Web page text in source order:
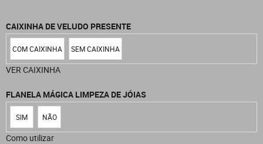
CAIXINHA DE VELUDO PRESENTE
COM CAIXINHA SEM CAIXINHA
VER CAIXINHA
FLANELA MÁGICA LIMPEZA DE JÓIAS
SIM NÃO
Como utilizar